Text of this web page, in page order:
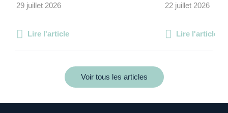
29 juillet 2026
Lire l'article
22 juillet 2026
Lire l'article
Voir tous les articles